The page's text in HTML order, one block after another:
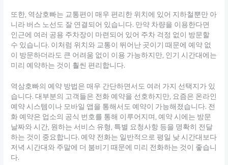
또한, 역삼호빠는 교통편이 매우 편리한 위치에 있어 지하철뿐만 아
니라 버스 노선도 잘 연결되어 있습니다. 만약 차량을 이용한다면
인근에 여러 공용 주차장이 마련되어 있어 주차 걱정 없이 방문할
수 있습니다. 이처럼 위치와 교통이 뛰어난 곳이기 때문에 예약 없
이 방문하더라도 큰 어려움 없이 이용 가능하지만, 인기 시간대에는
미리 예약하는 것이 훨씬 편리합니다.
역삼호빠의 예약 방법은 매우 간단하면서도 여러 가지 선택지가 있
습니다. 대부분의 고객들은 전화 예약을 선호하지만, 요즘은 온라인
예약 시스템이나 모바일 앱을 통해서도 예약이 가능해졌습니다. 전
화 예약은 업소의 공식 번호를 통해 이루어지며, 예약 시에는 방문
날짜와 시간, 원하는 서비스 유형, 특별 요청사항 등을 명확히 전달
하는 것이 중요합니다. 예약 전화는 일반적으로 평일 낮 시간대보다
저녁 시간대와 주말에 더 붐비기 때문에 미리 전화하는 것이 좋습니
다.